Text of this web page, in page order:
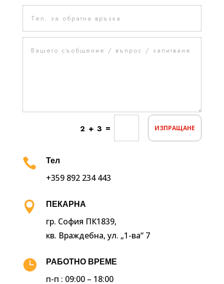
2 + 3 = ИЗПРАЩАНЕ
 Тел
+359 892 234 443
 ПЕКАРНА
гр. София ПК1839,
кв. Враждебна, ул. „1-ва“ 7
 РАБОТНО ВРЕМЕ
п-п : 09:00 – 18:00